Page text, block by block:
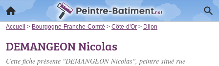
Accueil > Bourgogne-Franche-Comté > Côte-d'Or > Dijon
DEMANGEON Nicolas
Cette fiche présente "DEMANGEON Nicolas", peintre situé rue